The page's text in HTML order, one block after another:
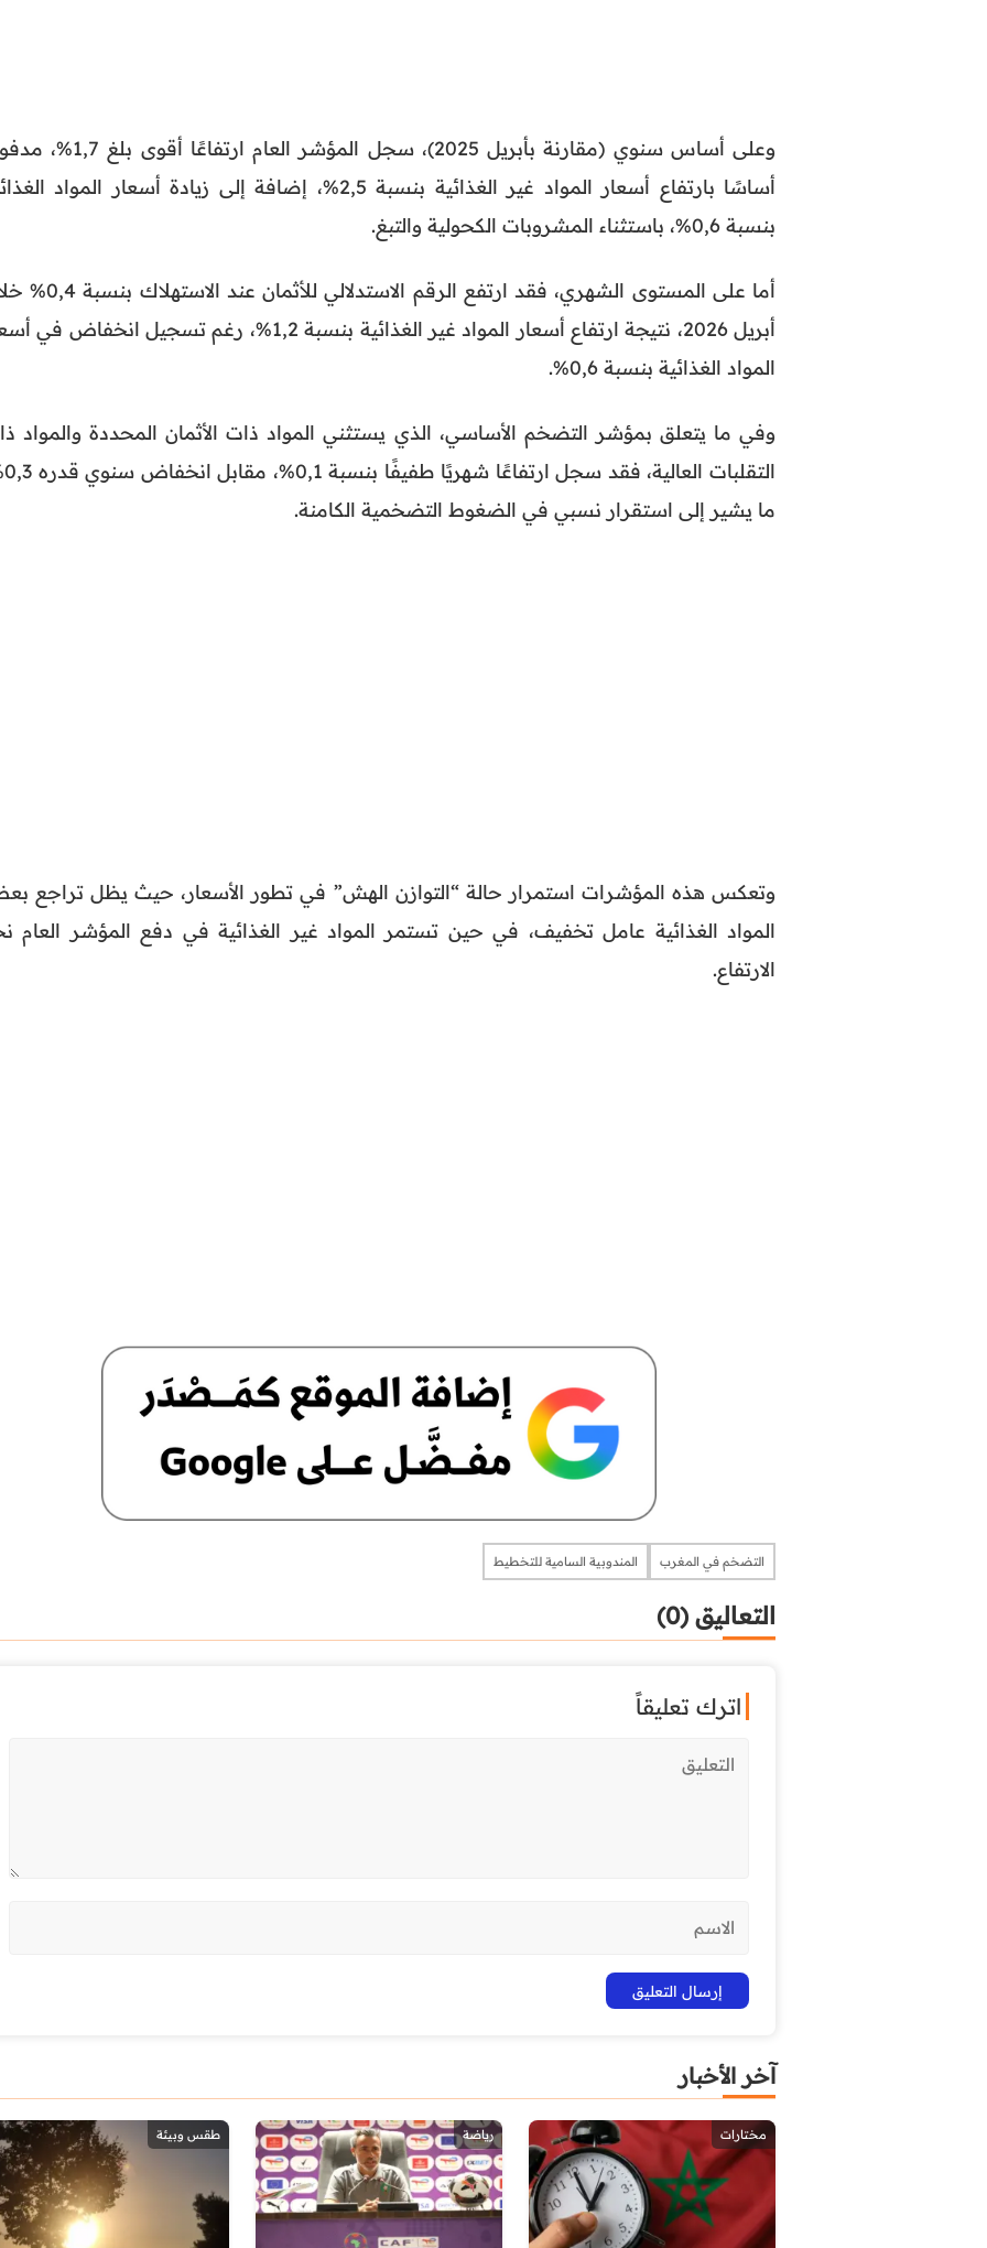
وعلى أساس سنوي (مقارنة بأبريل 2025)، سجل المؤشر العام ارتفاعًا
أساسًا بارتفاع أسعار المواد غير الغذائية بنسبة 2,5%، إضافة إلى زيادة أسعار المواد
بنسبة 0,6%، باستثناء المشروبات الكحولية والتبغ.
أما على المستوى الشهري، فقد ارتفع الرقم الاستدلالي
أبريل 2026، نتيجة ارتفاع أسعار المواد غير الغذائية بنسبة 1,2%، رغم تسجيل انخفاض
المواد الغذائية بنسبة 0,6%.
وفي ما يتعلق بمؤشر التضخم الأساسي، الذي يستثني المواد ذات الأثمان المحددة والمواد
التقلبات
ما يشير إلى استقرار نسبي في الضغوط التضخمية الكامنة.
وتعكس هذه المؤشرات استمرار حالة “التوازن الهش” في تطور الأسعار، حيث يظل تراجع
المواد الغذائية عامل تخفيف، في حين تستمر المواد غير الغذائية في دفع المؤشر العام
الارتفاع.
التضخم في المغرب المندوبية السامية للتخطيط
التعاليق (0)
اترك تعليقاً
آخر الأخبار
مختارات رياضة طقس وبيئة